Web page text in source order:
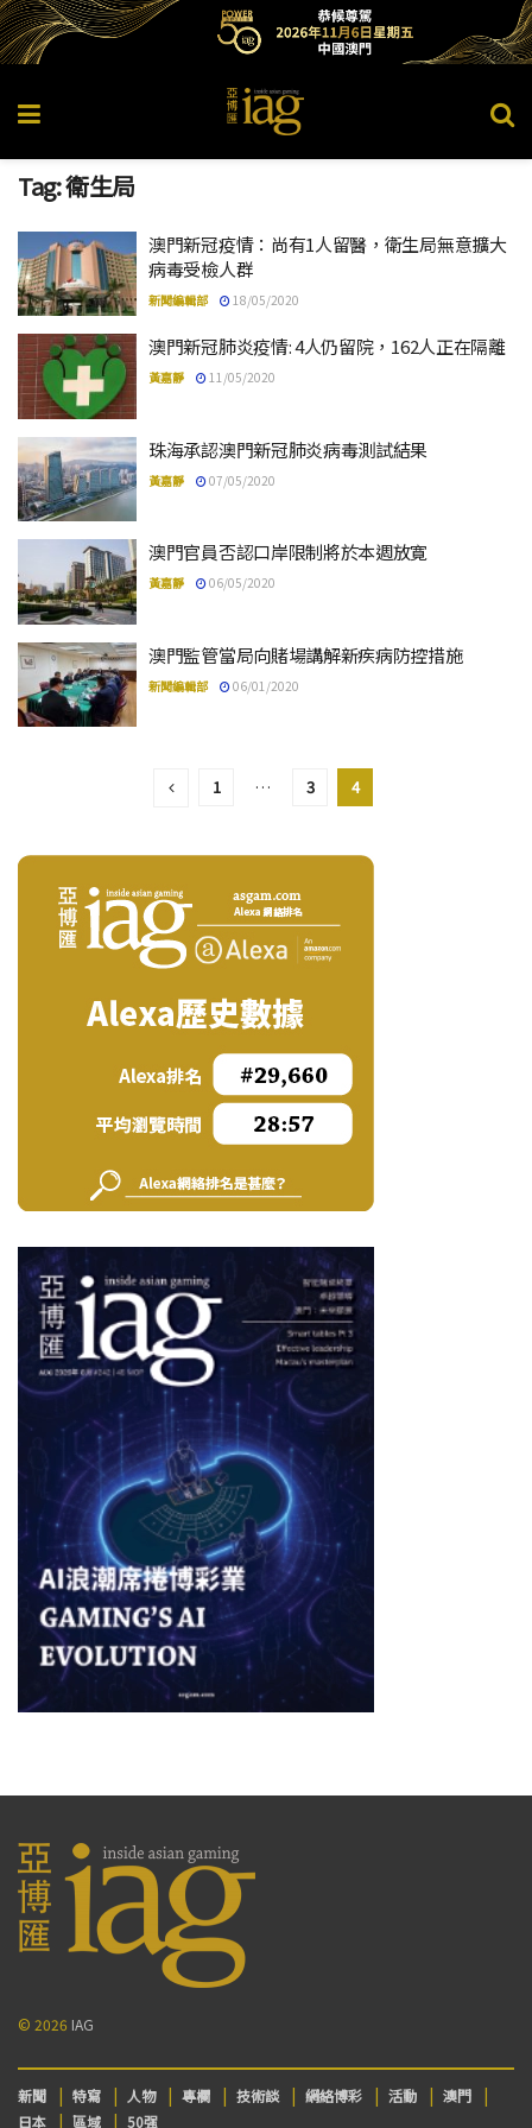
Tag:衛生局
澳門新冠疫情：尚有1人留醫，衛生局無意擴大
病毒受檢人群
新聞編輯部 18/05/2020
澳門新冠肺炎疫情: 4人仍留院，162人正在隔離
黃嘉靜 11/05/2020
珠海承認澳門新冠肺炎病毒測試結果
黃嘉靜 07/05/2020
澳門官員否認口岸限制將於本週放寛
黃嘉靜 06/05/2020
澳門監管當局向賭場講解新疾病防控措施
新聞編輯部 06/01/2020
1 … 3 4
© 2026 IAG
新聞 特寫 人物 專欄 技術談 網絡博彩 活動
澳門
日本
區域 50强